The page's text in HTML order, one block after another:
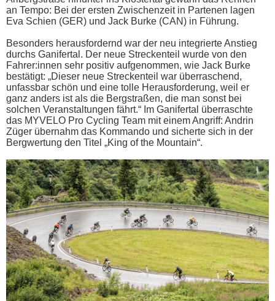
an Tempo: Bei der ersten Zwischenzeit in Partenen lagen
Eva Schien (GER) und Jack Burke (CAN) in Führung.
Besonders herausfordernd war der neu integrierte Anstieg
durchs Ganifertal. Der neue Streckenteil wurde von den
Fahrer:innen sehr positiv aufgenommen, wie Jack Burke
bestätigt: „Dieser neue Streckenteil war überraschend,
unfassbar schön und eine tolle Herausforderung, weil er
ganz anders ist als die Bergstraßen, die man sonst bei
solchen Veranstaltungen fährt.“ Im Ganifertal überraschte
das MYVELO Pro Cycling Team mit einem Angriff: Andrin
Züger übernahm das Kommando und sicherte sich in der
Bergwertung den Titel „King of the Mountain“.